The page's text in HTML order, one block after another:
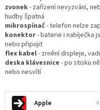
zvonek- zařízení nevyzvání,
hudby špatná
mikrospínač- telefon nelze
konektor- baterie i nabíječka
nebo připojit
flex kabel- zrnění displeje,
deska klávesnice - po stisku
nebo nesvítí
Apple